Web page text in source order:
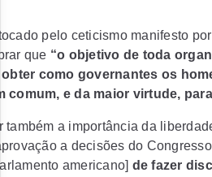
pelo ceticismo manifesto
que “o objetivo de toda
como governantes os
comum, e da maior virtude,
também a importância da
a decisões do
americano] de fazer